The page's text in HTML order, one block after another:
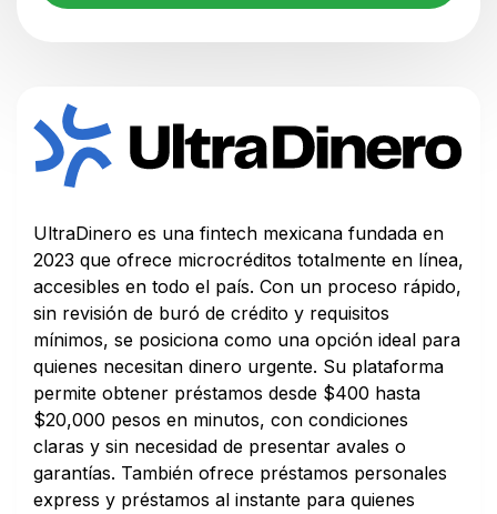
UltraDinero es una fintech mexicana fundada en
2023 que ofrece microcréditos totalmente en línea,
accesibles en todo el país. Con un proceso rápido,
sin revisión de buró de crédito y requisitos
mínimos, se posiciona como una opción ideal para
quienes necesitan dinero urgente. Su plataforma
permite obtener préstamos desde $400 hasta
$20,000 pesos en minutos, con condiciones
claras y sin necesidad de presentar avales o
garantías. También ofrece préstamos personales
express y préstamos al instante para quienes